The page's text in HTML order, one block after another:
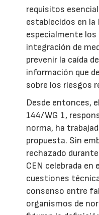
requisitos
establecidos en la
especialmente los
integración de
prevenir la caída
información que
sobre los riesgos
Desde entonces,
144/WG 1,
norma, ha
propuesta. Sin
rechazado
CEN celebrada en
cuestiones
consenso entre
organismos de